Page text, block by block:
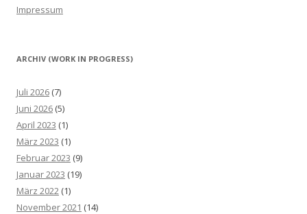
Impressum
ARCHIV (WORK IN PROGRESS)
Juli 2026 (7)
Juni 2026 (5)
April 2023 (1)
März 2023 (1)
Februar 2023 (9)
Januar 2023 (19)
März 2022 (1)
November 2021 (14)